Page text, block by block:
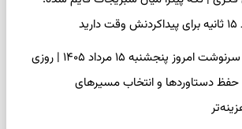
فال سرنوشت امروز پنجشنبه ۱۵ مرداد ۱۴۰۵ | روزی
حفظ دستاوردها و انتخاب مسیرهای